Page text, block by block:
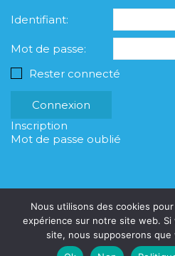
Identifiant:
Mot de passe:
Rester connecté
Connexion
Inscription
Mot de passe oublié
© Copyright Psyway 2023
Nous utilisons des cookies
expérience sur notre site web.
site, nous supposerons